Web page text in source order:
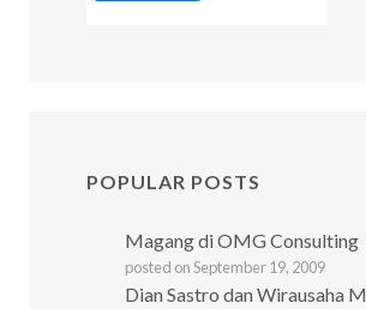
POPULAR POSTS
Magang di OMG Consulting
posted on September 19, 2009
Dian Sastro dan Wirausaha